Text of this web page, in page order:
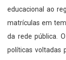
educacional ao
matrículas em
da rede pública.
políticas voltadas